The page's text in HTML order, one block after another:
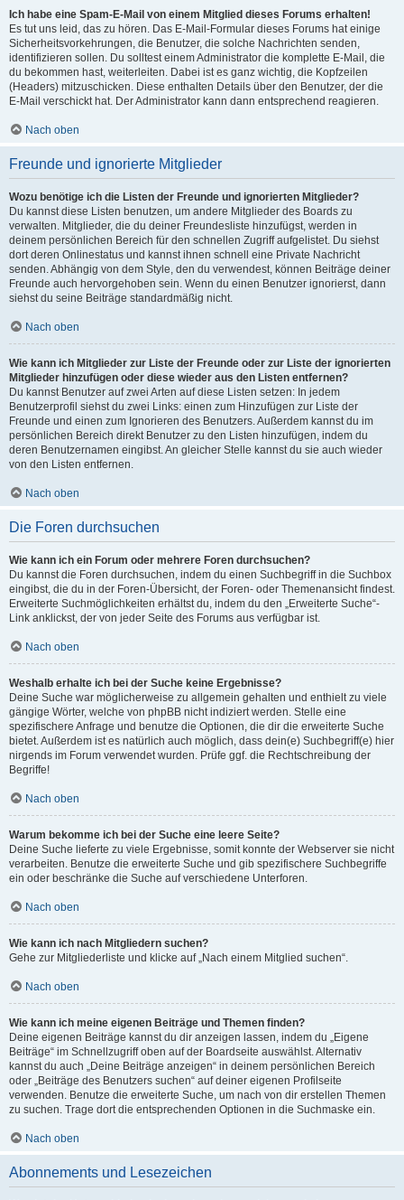
Ich habe eine Spam-E-Mail von einem Mitglied dieses Forums erhalten!
Es tut uns leid, das zu hören. Das E-Mail-Formular dieses Forums hat einige
Sicherheitsvorkehrungen, die Benutzer, die solche Nachrichten senden,
identifizieren sollen. Du solltest einem Administrator die komplette E-Mail, die
du bekommen hast, weiterleiten. Dabei ist es ganz wichtig, die Kopfzeilen
(Headers) mitzuschicken. Diese enthalten Details über den Benutzer, der die
E-Mail verschickt hat. Der Administrator kann dann entsprechend reagieren.
Nach oben
Freunde und ignorierte Mitglieder
Wozu benötige ich die Listen der Freunde und ignorierten Mitglieder?
Du kannst diese Listen benutzen, um andere Mitglieder des Boards zu
verwalten. Mitglieder, die du deiner Freundesliste hinzufügst, werden in
deinem persönlichen Bereich für den schnellen Zugriff aufgelistet. Du siehst
dort deren Onlinestatus und kannst ihnen schnell eine Private Nachricht
senden. Abhängig von dem Style, den du verwendest, können Beiträge deiner
Freunde auch hervorgehoben sein. Wenn du einen Benutzer ignorierst, dann
siehst du seine Beiträge standardmäßig nicht.
Nach oben
Wie kann ich Mitglieder zur Liste der Freunde oder zur Liste der ignorierten
Mitglieder hinzufügen oder diese wieder aus den Listen entfernen?
Du kannst Benutzer auf zwei Arten auf diese Listen setzen: In jedem
Benutzerprofil siehst du zwei Links: einen zum Hinzufügen zur Liste der
Freunde und einen zum Ignorieren des Benutzers. Außerdem kannst du im
persönlichen Bereich direkt Benutzer zu den Listen hinzufügen, indem du
deren Benutzernamen eingibst. An gleicher Stelle kannst du sie auch wieder
von den Listen entfernen.
Nach oben
Die Foren durchsuchen
Wie kann ich ein Forum oder mehrere Foren durchsuchen?
Du kannst die Foren durchsuchen, indem du einen Suchbegriff in die Suchbox
eingibst, die du in der Foren-Übersicht, der Foren- oder Themenansicht findest.
Erweiterte Suchmöglichkeiten erhältst du, indem du den „Erweiterte Suche“-
Link anklickst, der von jeder Seite des Forums aus verfügbar ist.
Nach oben
Weshalb erhalte ich bei der Suche keine Ergebnisse?
Deine Suche war möglicherweise zu allgemein gehalten und enthielt zu viele
gängige Wörter, welche von phpBB nicht indiziert werden. Stelle eine
spezifischere Anfrage und benutze die Optionen, die dir die erweiterte Suche
bietet. Außerdem ist es natürlich auch möglich, dass dein(e) Suchbegriff(e) hier
nirgends im Forum verwendet wurden. Prüfe ggf. die Rechtschreibung der
Begriffe!
Nach oben
Warum bekomme ich bei der Suche eine leere Seite?
Deine Suche lieferte zu viele Ergebnisse, somit konnte der Webserver sie nicht
verarbeiten. Benutze die erweiterte Suche und gib spezifischere Suchbegriffe
ein oder beschränke die Suche auf verschiedene Unterforen.
Nach oben
Wie kann ich nach Mitgliedern suchen?
Gehe zur Mitgliederliste und klicke auf „Nach einem Mitglied suchen“.
Nach oben
Wie kann ich meine eigenen Beiträge und Themen finden?
Deine eigenen Beiträge kannst du dir anzeigen lassen, indem du „Eigene
Beiträge“ im Schnellzugriff oben auf der Boardseite auswählst. Alternativ
kannst du auch „Deine Beiträge anzeigen“ in deinem persönlichen Bereich
oder „Beiträge des Benutzers suchen“ auf deiner eigenen Profilseite
verwenden. Benutze die erweiterte Suche, um nach von dir erstellen Themen
zu suchen. Trage dort die entsprechenden Optionen in die Suchmaske ein.
Nach oben
Abonnements und Lesezeichen